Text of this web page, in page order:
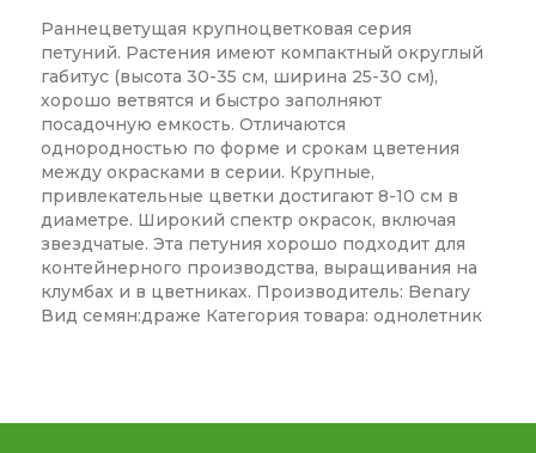
Раннецветущая крупноцветковая серия
петуний. Растения имеют компактный округлый
габитус (высота 30-35 см, ширина 25-30 см),
хорошо ветвятся и быстро заполняют
посадочную емкость. Отличаются
однородностью по форме и срокам цветения
между окрасками в серии. Крупные,
привлекательные цветки достигают 8-10 см в
диаметре. Широкий спектр окрасок, включая
звездчатые. Эта петуния хорошо подходит для
контейнерного производства, выращивания на
клумбах и в цветниках. Производитель: Benary
Вид семян:драже Категория товара: однолетник